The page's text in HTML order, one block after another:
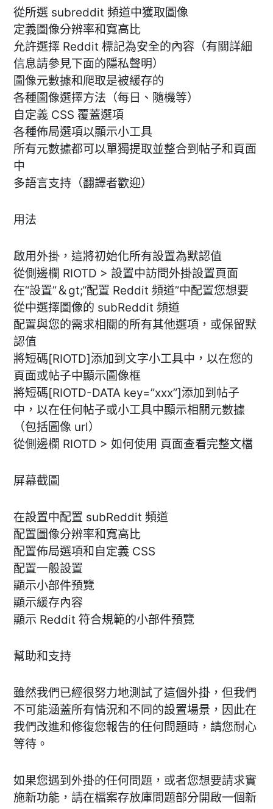
從所選 subreddit 頻道中獲取圖像
定義圖像分辨率和寬高比
允許選擇 Reddit 標記為安全的內容（有關詳細
信息請參見下面的隱私聲明）
圖像元數據和爬取是被緩存的
各種圖像選擇方法（每日、隨機等）
自定義 CSS 覆蓋選項
各種佈局選項以顯示小工具
所有元數據都可以單獨提取並整合到帖子和頁面
中
多語言支持（翻譯者歡迎）
用法
啟用外掛，這將初始化所有設置為默認值
從側邊欄 RIOTD > 設置中訪問外掛設置頁面
在“設置”＆gt;“配置 Reddit 頻道”中配置您想要
從中選擇圖像的 subReddit 頻道
配置與您的需求相關的所有其他選項，或保留默
認值
將短碼[RIOTD]添加到文字小工具中，以在您的
頁面或帖子中顯示圖像框
將短碼[RIOTD-DATA key=”xxx”]添加到帖子
中，以在任何帖子或小工具中顯示相關元數據
（包括圖像 url）
從側邊欄 RIOTD > 如何使用 頁面查看完整文檔
屏幕截圖
在設置中配置 subReddit 頻道
配置圖像分辨率和寬高比
配置佈局選項和自定義 CSS
配置一般設置
顯示小部件預覽
顯示緩存內容
顯示 Reddit 符合規範的小部件預覽
幫助和支持
雖然我們已經很努力地測試了這個外掛，但我們
不可能涵蓋所有情況和不同的設置場景，因此在
我們改進和修復您報告的任何問題時，請您耐心
等待。
如果您遇到外掛的任何問題，或者您想要請求實
施新功能，請在檔案存放庫問題部分開啟一個新